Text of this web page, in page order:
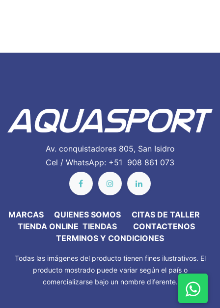
Av. conquistadores 805, San Isidro
Cel / WhatsApp: +51 908 861 073
MARC​AS QUIENES SOMOS CITAS DE TALLER
TIENDA ONLINETIENDAS CONTACTENOS
TERMINOS Y CONDICIONES
Todas las imágenes del producto tienen fines ilustrativos. El
producto mostrado puede variar según el país o
comercializarse bajo un nombre diferente.